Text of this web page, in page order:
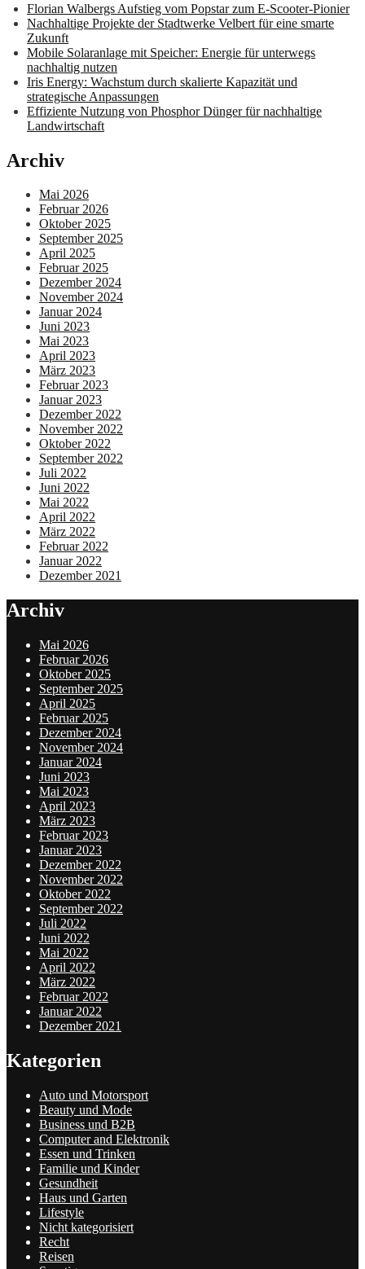
Florian Walbergs Aufstieg vom Popstar zum E-Scooter-Pionier
Nachhaltige Projekte der Stadtwerke Velbert für eine smarte
Zukunft
Mobile Solaranlage mit Speicher: Energie für unterwegs
nachhaltig nutzen
Iris Energy: Wachstum durch skalierte Kapazität und
strategische Anpassungen
Effiziente Nutzung von Phosphor Dünger für nachhaltige
Landwirtschaft
Archiv
Mai 2026
Februar 2026
Oktober 2025
September 2025
April 2025
Februar 2025
Dezember 2024
November 2024
Januar 2024
Juni 2023
Mai 2023
April 2023
März 2023
Februar 2023
Januar 2023
Dezember 2022
November 2022
Oktober 2022
September 2022
Juli 2022
Juni 2022
Mai 2022
April 2022
März 2022
Februar 2022
Januar 2022
Dezember 2021
Archiv
Mai 2026
Februar 2026
Oktober 2025
September 2025
April 2025
Februar 2025
Dezember 2024
November 2024
Januar 2024
Juni 2023
Mai 2023
April 2023
März 2023
Februar 2023
Januar 2023
Dezember 2022
November 2022
Oktober 2022
September 2022
Juli 2022
Juni 2022
Mai 2022
April 2022
März 2022
Februar 2022
Januar 2022
Dezember 2021
Kategorien
Auto und Motorsport
Beauty und Mode
Business und B2B
Computer and Elektronik
Essen und Trinken
Familie und Kinder
Gesundheit
Haus und Garten
Lifestyle
Nicht kategorisiert
Recht
Reisen